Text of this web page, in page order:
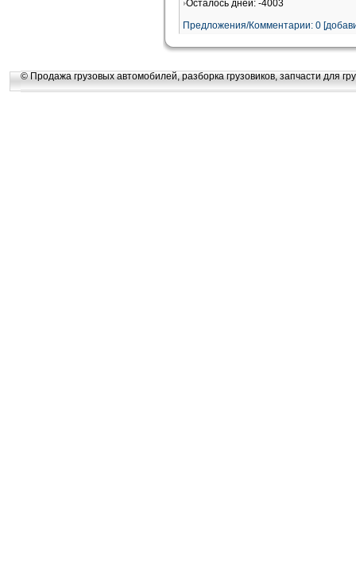
Осталось дней: -4003
Предложения/Комментарии: 0
© Продажа грузовых автомобилей, разборка грузовиков, запчасти для